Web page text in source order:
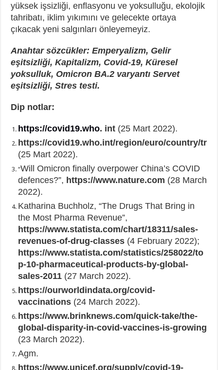
yüksek işsizliği, enflasyonu ve yoksulluğu, ekolojik
tahribatı, iklim yıkımını ve gelecekte ortaya
çıkacak yeni salgınları önleyemeyiz.
Anahtar sözcükler: Emperyalizm, Gelir
eşitsizliği, Kapitalizm, Covid-19, Küresel
yoksulluk, Omicron BA.2 varyantı Servet
eşitsizliği, Stres testi.
Dip notlar:
https://covid19.who. int (25 Mart 2022).
https://covid19.who.int/region/euro/country/tr
(25 Mart 2022).
“Will Omicron finally overpower China’s COVID
defences?”, https://www.nature.com (28 March
2022).
Katharina Buchholz, “The Drugs That Bring in
the Most Pharma Revenue”,
https://www.statista.com/chart/18311/sales-
revenues-of-drug-classes (4 February 2022);
https://www.statista.com/statistics/258022/to
p-10-pharmaceutical-products-by-global-
sales-2011 (27 March 2022).
https://ourworldindata.org/covid-
vaccinations (24 March 2022).
https://www.brinknews.com/quick-take/the-
global-disparity-in-covid-vaccines-is-growing
(23 March 2022).
Agm.
https://www.unicef.org/supply/covid-19-